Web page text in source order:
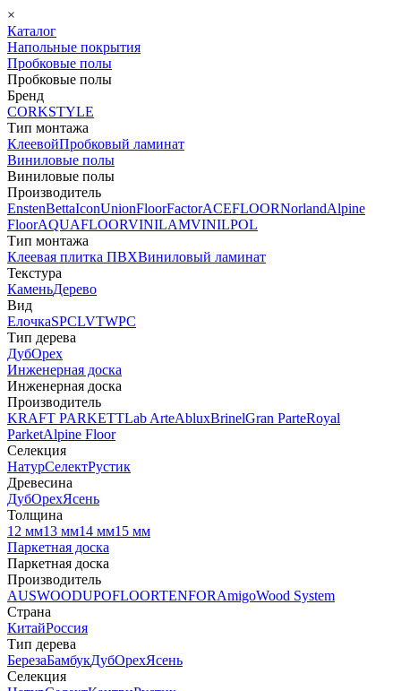
×
Каталог
Напольные покрытия
Пробковые полы
Пробковые полы
Бренд
CORKSTYLE
Тип монтажа
КлеевойПробковый ламинат
Виниловые полы
Виниловые полы
Производитель
EnstenBettaIconUnionFloorFactorACEFLOORNorlandAlpine
FloorAQUAFLOORVINILAMVINILPOL
Тип монтажа
Клеевая плитка ПВХВиниловый ламинат
Текстура
КаменьДерево
Вид
ЕлочкаSPCLVTWPC
Тип дерева
ДубОрех
Инженерная доска
Инженерная доска
Производитель
KRAFT PARKETTLab ArteAbluxBrinelGran ParteRoyal
ParketAlpine Floor
Селекция
НатурСелектРустик
Древесина
ДубОрехЯсень
Толщина
12 мм13 мм14 мм15 мм
Паркетная доска
Паркетная доска
Производитель
AUSWOODUPOFLOORTENFORAmigoWood System
Страна
КитайРоссия
Тип дерева
БерезаБамбукДубОрехЯсень
Селекция